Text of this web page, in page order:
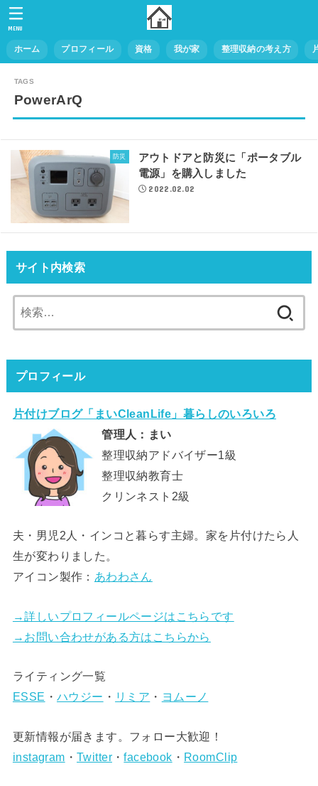
ホーム プロフィール 資格 我が家 整理収納の考え方
MENU
PowerArQ
防災
アウトドアと防災に「ポータブル
電源」を購入しました
2022.02.02
サイト内検索
索:
プロフィール
片付けブログ「まいCleanLife」暮らしのいろいろ
管理人：まい
整理収納アドバイザー1級
整理収納教育士
クリンネスト2級
夫・男児2人・インコと暮らす主婦。家を片付けたら人
生が変わりました。
アイコン製作： あわわさん
→詳しいプロフィールページはこちらです
→お問い合わせがある方はこちらから
ライティング一覧
ESSE ・ ハウジー ・ リミア ・ ヨムーノ
更新情報が届きます。フォロー大歓迎！
instagram ・Twitter・facebook ・ RoomClip